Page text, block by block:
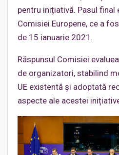
pentru inițiativă. Pasul final
Comisiei Europene, ce a
de 15 ianuarie 2021.
Răspunsul Comisiei
de organizatori, stabilind
UE existentă și adoptată
aspecte ale acestei